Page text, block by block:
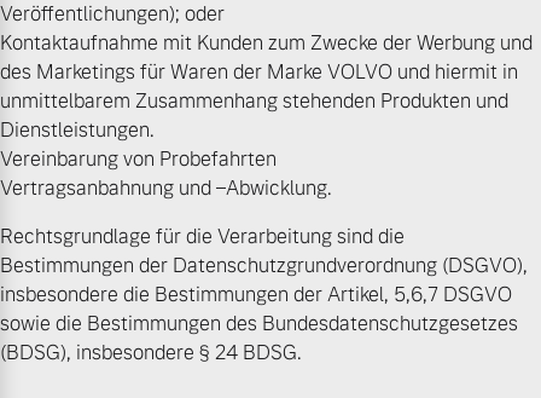
Veröffentlichungen); oder
Kontaktaufnahme mit Kunden zum Zwecke der Werbung und
des Marketings für Waren der Marke VOLVO und hiermit in
unmittelbarem Zusammenhang stehenden Produkten und
Dienstleistungen.
Vereinbarung von Probefahrten
Vertragsanbahnung und –Abwicklung.
Rechtsgrundlage für die Verarbeitung sind die
Bestimmungen der Datenschutzgrundverordnung (DSGVO),
insbesondere die Bestimmungen der Artikel, 5,6,7 DSGVO
sowie die Bestimmungen des Bundesdatenschutzgesetzes
(BDSG), insbesondere § 24 BDSG.